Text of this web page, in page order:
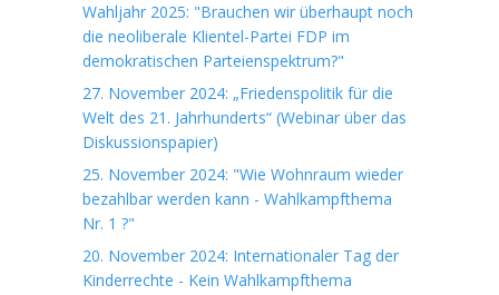
Wahljahr 2025: "Brauchen wir überhaupt noch
die neoliberale Klientel-Partei FDP im
demokratischen Parteienspektrum?"
27. November 2024: „Friedenspolitik für die
Welt des 21. Jahrhunderts“ (Webinar über das
Diskussionspapier)
25. November 2024: "Wie Wohnraum wieder
bezahlbar werden kann - Wahlkampfthema
Nr. 1 ?"
20. November 2024: Internationaler Tag der
Kinderrechte - Kein Wahlkampfthema